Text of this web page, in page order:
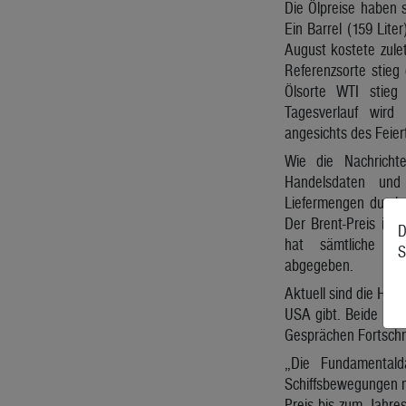
Die Ölpreise haben
Ein Barrel (159
August kostete
Referenzsorte
Ölsorte WTI
Tagesverlauf
angesichts des
Wie die
Handelsdaten
Liefermengen
Der Brent-Preis ist
hat sämtliche
abgegeben.
Aktuell sind die
USA gibt. Beide
Gesprächen
„Die
Schiffsbewegungen